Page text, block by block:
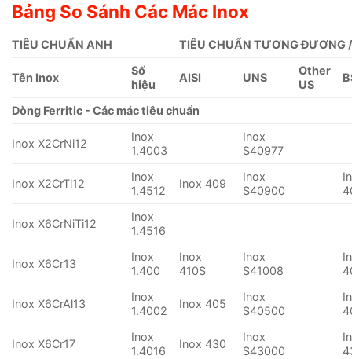
Bảng So Sánh Các Mác Inox
TIÊU CHUẨN ANH TIÊU CHUẨN TƯƠNG ĐƯƠNG
Tên Inox
Số
hiệu
AISI UNS
Other
US
Dòng Ferritic - Các mác tiêu chuẩn
Inox X2CrNi12
Inox
1.4003
Inox
S40977
Inox X2CrTi12
Inox
1.4512
Inox 409
Inox
S40900
Inox X6CrNiTi12
Inox
1.4516
Inox X6Cr13
Inox
1.400
Inox
410S
Inox
S41008
Inox X6CrAl13
Inox
1.4002
Inox 405
Inox
S40500
Inox X6Cr17
Inox
1.4016
Inox 430
Inox
S43000